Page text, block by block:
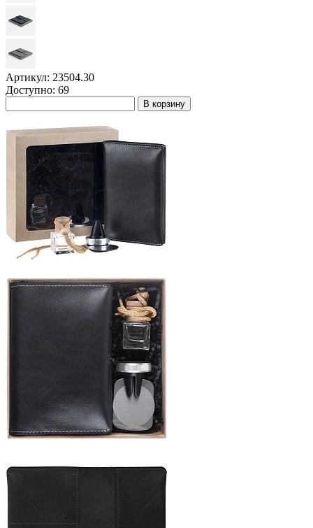
Артикул: 23504.30
Доступно: 69
В корзину